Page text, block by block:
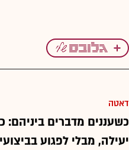
דאטה
כשעננים מדברים ביניהם:
יעילה, מבלי לפגוע